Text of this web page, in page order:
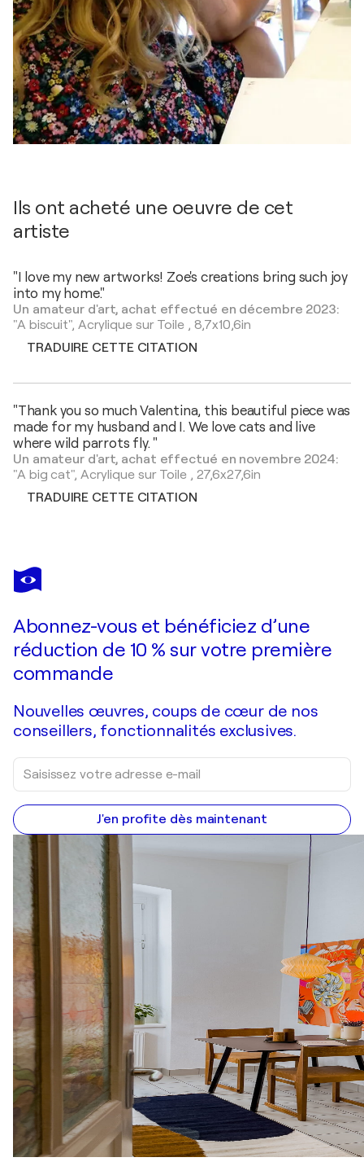
Ils ont acheté une oeuvre de cet
artiste
"I love my new artworks! Zoe's creations bring such joy
into my home."
Un amateur d'art, achat effectué en décembre 2023:
"A biscuit", Acrylique sur Toile, 8,7x10,6in
TRADUIRE CETTE CITATION
"Thank you so much Valentina, this beautiful piece was
made for my husband and I. We love cats and live
where wild parrots fly. "
Un amateur d'art, achat effectué en novembre 2024:
"A big cat", Acrylique sur Toile, 27,6x27,6in
TRADUIRE CETTE CITATION
Abonnez-vous et bénéficiez d’une
réduction de 10 % sur votre première
commande
Nouvelles œuvres, coups de cœur de nos
conseillers, fonctionnalités exclusives.
J'en profite dès maintenant